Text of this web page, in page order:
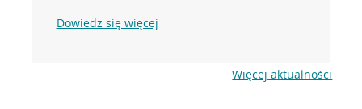
Dowiedz się więcej
Więcej aktualności